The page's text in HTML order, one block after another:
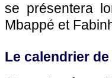
se présentera
Mbappé et
Le calendrier